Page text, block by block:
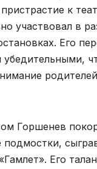
к
участвовал в
Его
Горшенев
подмостки,
Его